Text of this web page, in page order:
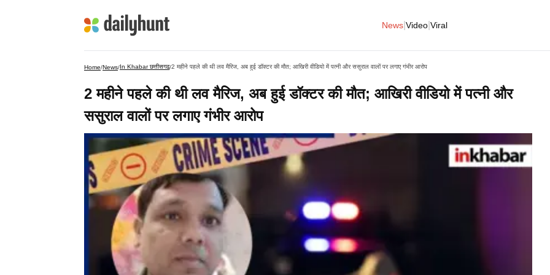
News Video Viral
Home/News/In Khabar छत्तीसगढ/2 महीने पहले की थी लव मैरिज, अब हुई डॉक्टर की मौत; आखिरी वीडियो में पत्नी और ससुराल वालों पर लगाए गंभीर आरोप
2 महीने पहले की थी लव मैरिज, अब हुई डॉक्टर की मौत; आखिरी वीडियो में पत्नी और
ससुराल वालों पर लगाए गंभीर आरोप